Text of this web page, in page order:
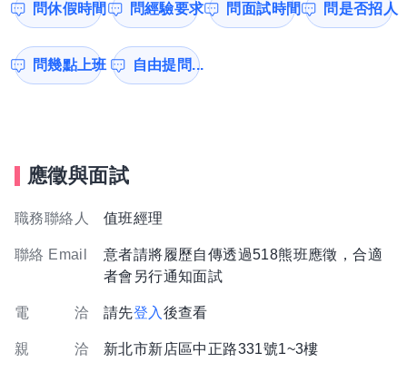
問休假時間 問經驗要求 問面試時間 問是否招人
問幾點上班 自由提問...
應徵與面試
職務聯絡人 值班經理
聯絡 Email
意者請將履歷自傳透過518熊班應徵，合適
者會另行通知面試
電 洽 請先登入 後查看
親 洽 新北市新店區中正路331號1~3樓